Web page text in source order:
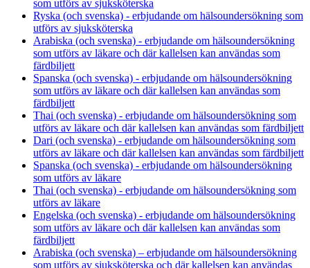
som utförs av sjuksköterska
Ryska (och svenska) - erbjudande om hälsoundersökning som
utförs av sjuksköterska
Arabiska (och svenska) - erbjudande om hälsoundersökning
som utförs av läkare och där kallelsen kan användas som
färdbiljett
Spanska (och svenska) - erbjudande om hälsoundersökning
som utförs av läkare och där kallelsen kan användas som
färdbiljett
Thai (och svenska) - erbjudande om hälsoundersökning som
utförs av läkare och där kallelsen kan användas som färdbiljett
Dari (och svenska) - erbjudande om hälsoundersökning som
utförs av läkare och där kallelsen kan användas som färdbiljett
Spanska (och svenska) - erbjudande om hälsoundersökning
som utförs av läkare
Thai (och svenska) - erbjudande om hälsoundersökning som
utförs av läkare
Engelska (och svenska) - erbjudande om hälsoundersökning
som utförs av läkare och där kallelsen kan användas som
färdbiljett
Arabiska (och svenska) – erbjudande om hälsoundersökning
som utförs av sjuksköterska och där kallelsen kan användas